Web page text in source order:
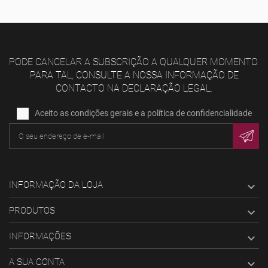
PODE CANCELAR A SUBSCRIÇÃO A QUALQUER MOMENTO.
PARA TAL, CONSULTE A NOSSA INFORMAÇÃO DE
CONTACTO NA DECLARAÇÃO LEGAL.
Aceito as condições gerais e a política de confidencialidade
INFORMAÇÃO DA LOJA 
PRODUTOS 
INFORMAÇÕES 
A SUA CONTA 